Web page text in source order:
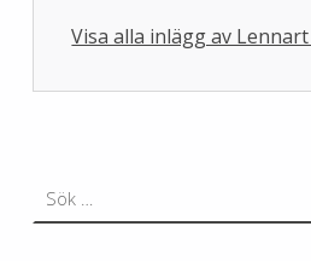
Visa alla inlägg av
Skip back to main navigation